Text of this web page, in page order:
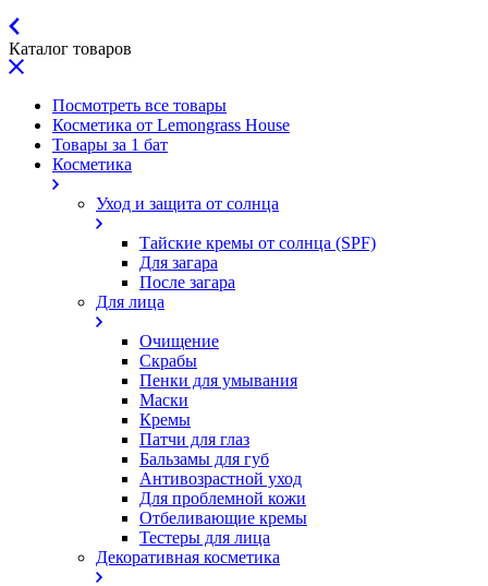
Каталог товаров
Посмотреть все товары
Косметика от Lemongrass House
Товары за 1 бат
Косметика
Уход и защита от солнца
Тайские кремы от солнца (SPF)
Для загара
После загара
Для лица
Очищение
Скрабы
Пенки для умывания
Маски
Кремы
Патчи для глаз
Бальзамы для губ
Антивозрастной уход
Для проблемной кожи
Oтбеливающие кремы
Тестеры для лица
Декоративная косметика